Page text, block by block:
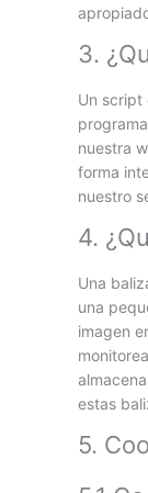
3.
Un script
nuestra
forma
nuestro
4.
Una
una
imagen
estas
5.